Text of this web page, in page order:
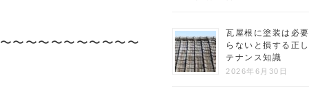
〜〜〜〜〜〜〜〜〜〜
瓦屋根に塗装は必
らないと損する正
テナンス知識
2026年6月30日